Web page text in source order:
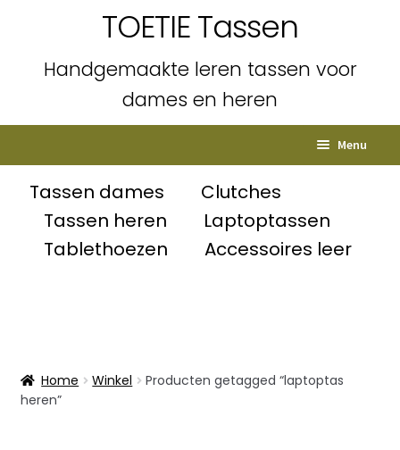
TOETIE Tassen
Handgemaakte leren tassen voor
dames en heren
navigatie
inhoud
Menu
Home
Mijn account
Tassen dames
Clutches
Tassen heren
Laptoptassen
Tablethoezen
Accessoires leer
Home Winkel
Producten getagged “laptoptas
heren”